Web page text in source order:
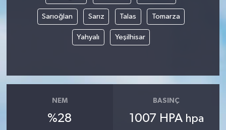
Sarıoğlan Sarız Talas Tomarza
Yahyalı Yeşilhisar
NEM
%28
BASINÇ
1007 HPA hpa